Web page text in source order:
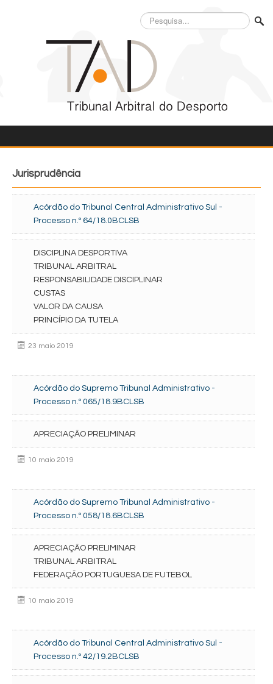
Pesquisa...
Jurisprudência
Acórdão do Tribunal Central Administrativo Sul -
Processo n.º 64/18.0BCLSB
DISCIPLINA DESPORTIVA
TRIBUNAL ARBITRAL
RESPONSABILIDADE DISCIPLINAR
CUSTAS
VALOR DA CAUSA
PRINCÍPIO DA TUTELA
23 maio 2019
Acórdão do Supremo Tribunal Administrativo -
Processo n.º 065/18.9BCLSB
APRECIAÇÃO PRELIMINAR
10 maio 2019
Acórdão do Supremo Tribunal Administrativo -
Processo n.º 058/18.6BCLSB
APRECIAÇÃO PRELIMINAR
TRIBUNAL ARBITRAL
FEDERAÇÃO PORTUGUESA DE FUTEBOL
10 maio 2019
Acórdão do Tribunal Central Administrativo Sul -
Processo n.º 42/19.2BCLSB